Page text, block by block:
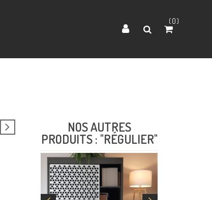
0
NOS AUTRES
PRODUITS : "RÉGULIER"